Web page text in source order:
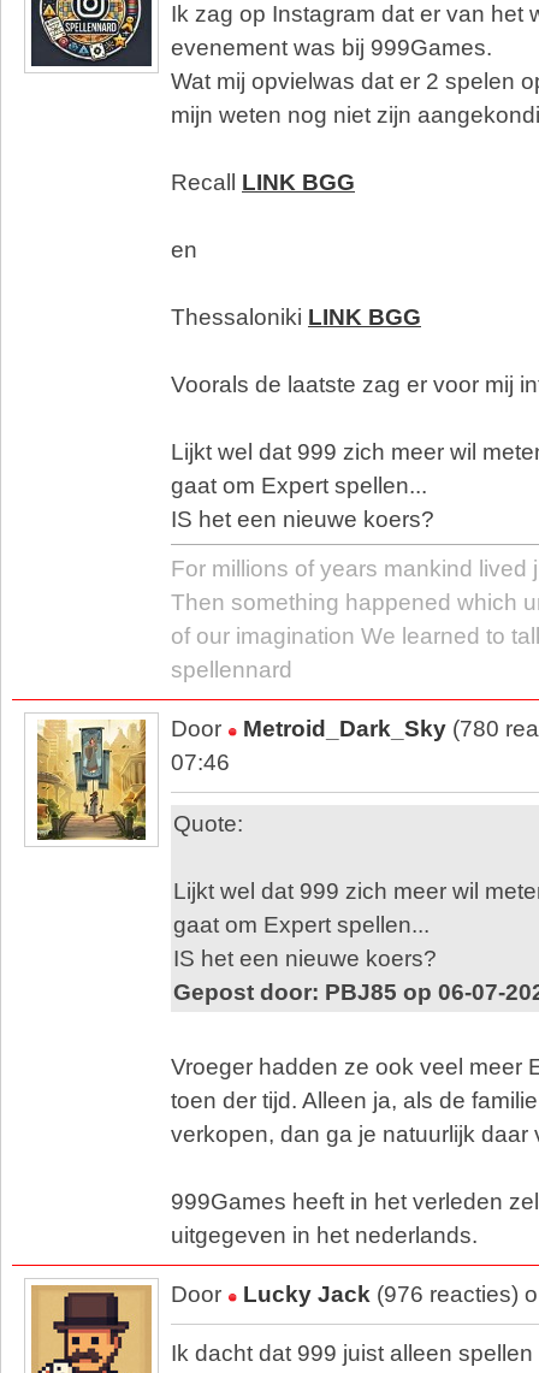
Ik zag op Instagram dat er van het
evenement was bij 999Games.
Wat mij opvielwas dat er 2 spelen
mijn weten nog niet zijn
Recall LINK BGG
en
Thessaloniki LINK BGG
Voorals de laatste zag er voor mij
Lijkt wel dat 999 zich meer wil
gaat om Expert spellen...
IS het een nieuwe koers?
For millions of years mankind lived
Then something happened which
of our imagination We learned to
spellennard
Door Metroid_Dark_Sky (780
07:46
Quote:
Lijkt wel dat 999 zich meer wil
gaat om Expert spellen...
IS het een nieuwe koers?
Gepost door: PBJ85 op 06-07-
Vroeger hadden ze ook veel meer
toen der tijd. Alleen ja, als de
verkopen, dan ga je natuurlijk daar
999Games heeft in het verleden
uitgegeven in het nederlands.
Door Lucky Jack (976 reacties)
Ik dacht dat 999 juist alleen